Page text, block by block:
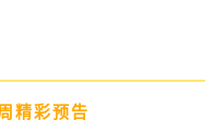
精彩预告